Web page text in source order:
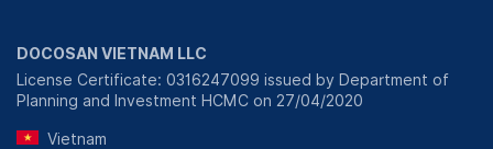
DOCOSAN VIETNAM LLC
License Certificate: 0316247099 issued by Department of
Planning and Investment HCMC on 27/04/2020
Vietnam